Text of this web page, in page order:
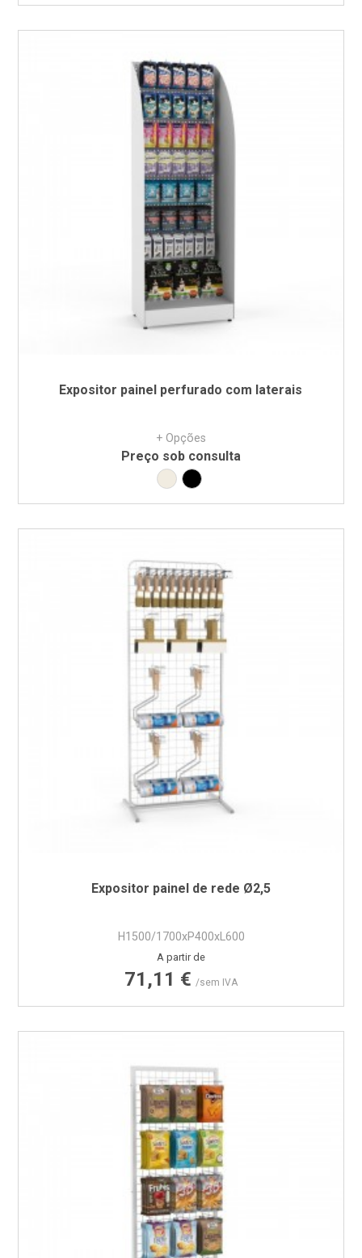
Expositor painel perfurado com laterais
+ Opções
Preço sob consulta
Branco RAL9010
Preto RAL9005
Expositor painel de rede Ø2,5
H1500/1700xP400xL600
Preço
A partir de
71,11 € /sem IVA